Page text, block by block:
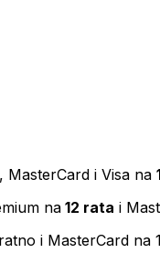
MasterCard i Visa na
na 12 rata i
i MasterCard na